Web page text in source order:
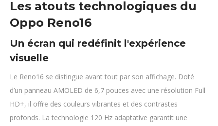
Les atouts technologiques du
Oppo Reno16
Un écran qui redéfinit l'expérience
visuelle
Le Reno16 se distingue avant tout par son affichage. Doté
d’un panneau AMOLED de 6,7 pouces avec une résolution Full
HD+, il offre des couleurs vibrantes et des contrastes
profonds. La technologie 120 Hz adaptative garantit une